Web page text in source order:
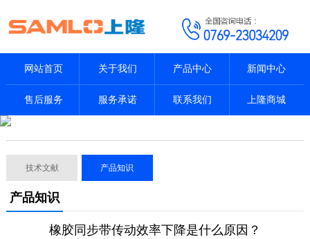
网站首页 关于我们 产品中心 新闻中心
售后服务 服务承诺 联系我们 上隆商城
技术文献 产品知识
产品知识
橡胶同步带传动效率下降是什么原因？